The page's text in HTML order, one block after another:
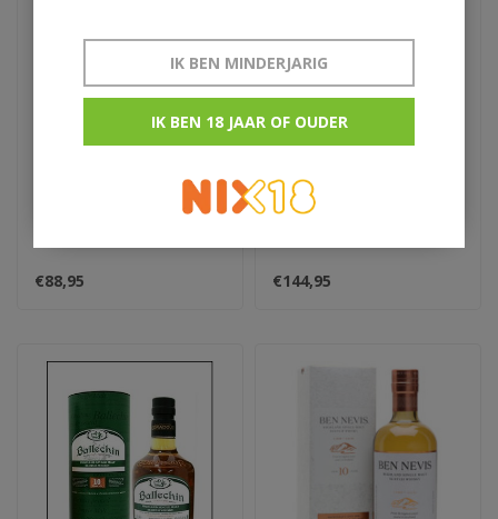
€88,95
Balblair 18Y
€144,95
IK BEN MINDERJARIG
IK BEN 18 JAAR OF OUDER